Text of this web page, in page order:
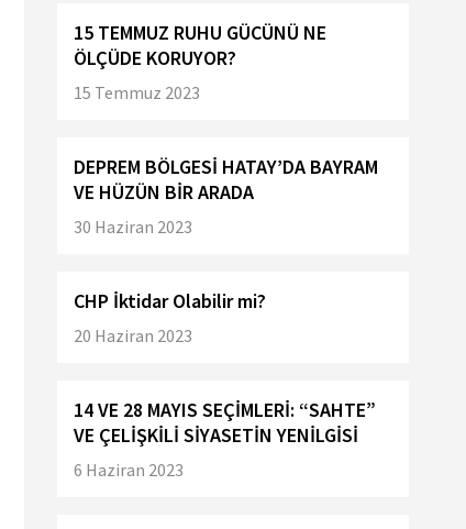
15 TEMMUZ RUHU GÜCÜNÜ NE
ÖLÇÜDE KORUYOR?
15 Temmuz 2023
DEPREM BÖLGESİ HATAY’DA BAYRAM
VE HÜZÜN BİR ARADA
30 Haziran 2023
CHP İktidar Olabilir mi?
20 Haziran 2023
14 VE 28 MAYIS SEÇİMLERİ: “SAHTE”
VE ÇELİŞKİLİ SİYASETİN YENİLGİSİ
6 Haziran 2023